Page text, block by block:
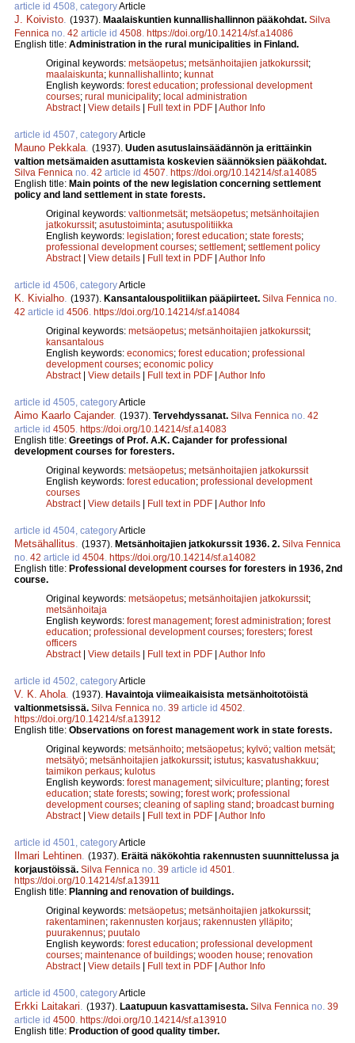
article id 4508, categoryArticle
J. Koivisto (1937). Maalaiskuntien kunnallishallinnon pääkohdat. Silva
Fennica no. 42 article id 4508 https://doi.org/10.14214/sf.a14086
English title: Administration in the rural municipalities in Finland.
Original keywords: metsäopetus; metsänhoitajien jatkokurssit;
maalaiskunta; kunnallishallinto; kunnat
English keywords: forest education; professional development
courses; rural municipality; local administration
Abstract| View details | Full text in PDF | Author Info
article id 4507, categoryArticle
Mauno Pekkala (1937). Uuden asutuslainsäädännön ja erittäinkin
valtion metsämaiden asuttamista koskevien säännöksien pääkohdat.
Silva Fennica no. 42 article id 4507 https://doi.org/10.14214/sf.a14085
English title: Main points of the new legislation concerning settlement
policy and land settlement in state forests.
Original keywords: valtionmetsät; metsäopetus; metsänhoitajien
jatkokurssit; asutustoiminta; asutuspolitiikka
English keywords: legislation; forest education; state forests;
professional development courses; settlement; settlement policy
Abstract| View details | Full text in PDF | Author Info
article id 4506, categoryArticle
K. Kivialho (1937). Kansantalouspolitiikan pääpiirteet. Silva Fennica no.
42 article id 4506 https://doi.org/10.14214/sf.a14084
Original keywords: metsäopetus; metsänhoitajien jatkokurssit;
kansantalous
English keywords: economics; forest education; professional
development courses; economic policy
Abstract| View details | Full text in PDF | Author Info
article id 4505, categoryArticle
Aimo Kaarlo Cajander. (1937). Tervehdyssanat. Silva Fennica no. 42
article id 4505 https://doi.org/10.14214/sf.a14083
English title: Greetings of Prof. A.K. Cajander for professional
development courses for foresters.
Original keywords: metsäopetus; metsänhoitajien jatkokurssit
English keywords: forest education; professional development
courses
Abstract| View details | Full text in PDF | Author Info
article id 4504, categoryArticle
Metsähallitus (1937). Metsänhoitajien jatkokurssit 1936. 2. Silva Fennica
no. 42 article id 4504 https://doi.org/10.14214/sf.a14082
English title: Professional development courses for foresters in 1936, 2nd
course.
Original keywords: metsäopetus; metsänhoitajien jatkokurssit;
metsänhoitaja
English keywords: forest management; forest administration; forest
education; professional development courses; foresters; forest
officers
Abstract| View details | Full text in PDF | Author Info
article id 4502, categoryArticle
V. K. Ahola (1937). Havaintoja viimeaikaisista metsänhoitotöistä
valtionmetsissä. Silva Fennica no. 39 article id 4502
https://doi.org/10.14214/sf.a13912
English title: Observations on forest management work in state forests.
Original keywords: metsänhoito; metsäopetus; kylvö; valtion metsät;
metsätyö; metsänhoitajien jatkokurssit; istutus; kasvatushakkuu;
taimikon perkaus; kulotus
English keywords: forest management; silviculture; planting; forest
education; state forests; sowing; forest work; professional
development courses; cleaning of sapling stand; broadcast burning
Abstract| View details | Full text in PDF | Author Info
article id 4501, categoryArticle
Ilmari Lehtinen (1937). Eräitä näkökohtia rakennusten suunnittelussa ja
korjaustöissä. Silva Fennica no. 39 article id 4501
https://doi.org/10.14214/sf.a13911
English title: Planning and renovation of buildings.
Original keywords: metsäopetus; metsänhoitajien jatkokurssit;
rakentaminen; rakennusten korjaus; rakennusten ylläpito;
puurakennus; puutalo
English keywords: forest education; professional development
courses; maintenance of buildings; wooden house; renovation
Abstract| View details | Full text in PDF | Author Info
article id 4500, categoryArticle
Erkki Laitakari (1937). Laatupuun kasvattamisesta. Silva Fennica no. 39
article id 4500 https://doi.org/10.14214/sf.a13910
English title: Production of good quality timber.